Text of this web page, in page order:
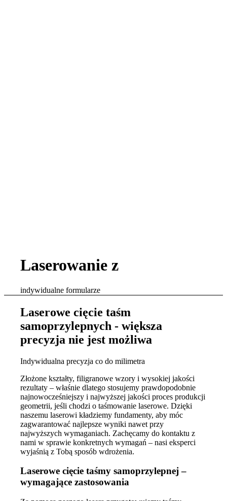
Laserowanie z
indywidualne formularze
Laserowe cięcie taśm
samoprzylepnych - większa
precyzja nie jest możliwa
Indywidualna precyzja co do milimetra
Złożone kształty, filigranowe wzory i wysokiej jakości
rezultaty – właśnie dlatego stosujemy prawdopodobnie
najnowocześniejszy i najwyższej jakości proces produkcji
geometrii, jeśli chodzi o taśmowanie laserowe. Dzięki
naszemu laserowi kładziemy fundamenty, aby móc
zagwarantować najlepsze wyniki nawet przy
najwyższych wymaganiach. Zachęcamy do kontaktu z
nami w sprawie konkretnych wymagań – nasi eksperci
wyjaśnią z Tobą sposób wdrożenia.
Laserowe cięcie taśmy samoprzylepnej –
wymagające zastosowania